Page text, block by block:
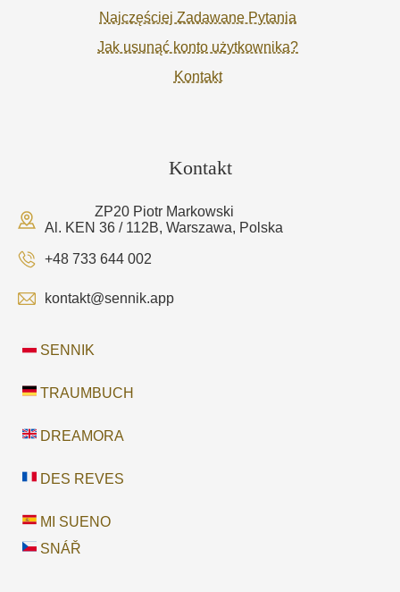
Najczęściej Zadawane Pytania
Jak usunąć konto użytkownika?
Kontakt
Kontakt
ZP20 Piotr Markowski
Al. KEN 36 / 112B, Warszawa, Polska
+48 733 644 002
kontakt@sennik.app
SENNIK
TRAUMBUCH
DREAMORA
DES REVES
MI SUENO
SNÁŘ